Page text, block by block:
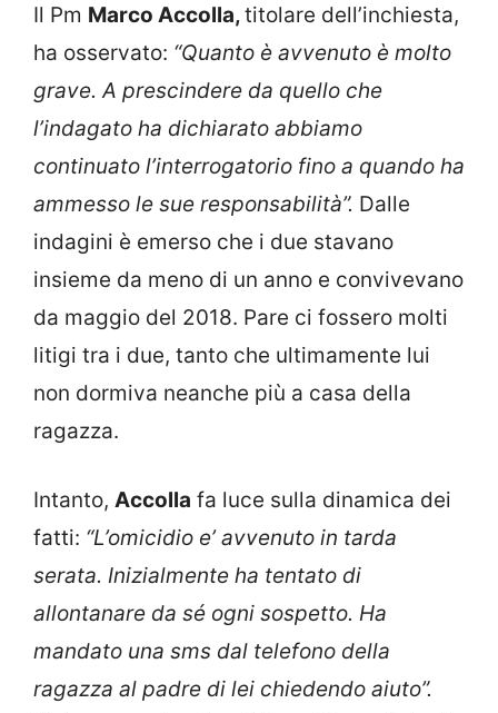
Il Pm Marco Accolla,titolare dell’inchiesta,
ha osservato: “Quanto è avvenuto è molto
grave. A prescindere da quello che
l’indagato ha dichiarato abbiamo
continuato l’interrogatorio fino a quando ha
ammesso le sue responsabilità”. Dalle
indagini è emerso che i due stavano
insieme da meno di un anno e convivevano
da maggio del 2018. Pare ci fossero molti
litigi tra i due, tanto che ultimamente lui
non dormiva neanche più a casa della
ragazza.
Intanto, Accolla fa luce sulla dinamica dei
fatti: “L’omicidio e’ avvenuto in tarda
serata. Inizialmente ha tentato di
allontanare da sé ogni sospetto. Ha
mandato una sms dal telefono della
ragazza al padre di lei chiedendo aiuto”.